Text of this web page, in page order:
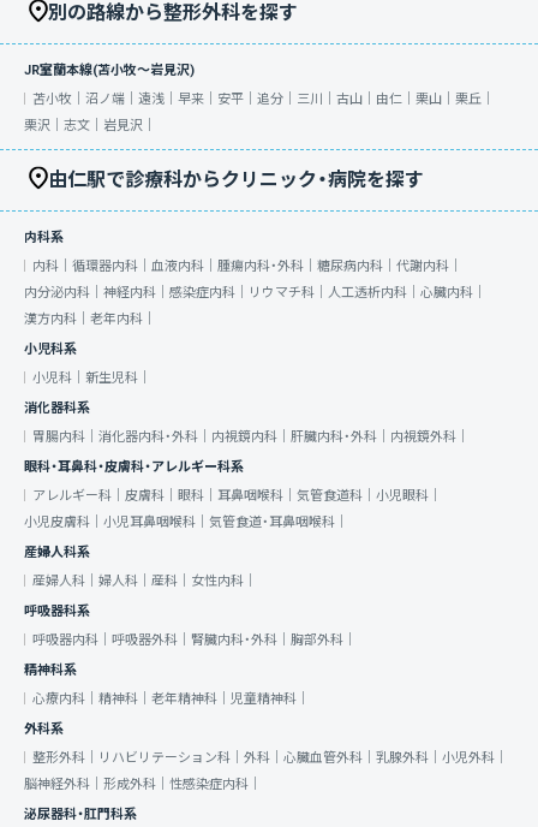
別の路線から整形外科を探す
JR室蘭本線(苫小牧～岩見沢)
苫小牧｜ 沼ノ端｜ 遠浅｜ 早来｜ 安平｜ 追分｜ 三川｜ 古山｜ 由仁｜ 栗山｜ 栗丘｜
栗沢｜ 志文｜ 岩見沢｜
由仁駅で診療科からクリニック・病院を探す
内科系
内科｜ 循環器内科｜ 血液内科｜ 腫瘍内科・外科｜ 糖尿病内科｜ 代謝内科｜
内分泌内科｜ 神経内科｜ 感染症内科｜ リウマチ科｜ 人工透析内科｜ 心臓内科｜
漢方内科｜ 老年内科｜
小児科系
小児科｜ 新生児科｜
消化器科系
胃腸内科｜ 消化器内科・外科｜ 内視鏡内科｜ 肝臓内科・外科｜ 内視鏡外科｜
眼科・耳鼻科・皮膚科・アレルギー科系
アレルギー科｜ 皮膚科｜ 眼科｜ 耳鼻咽喉科｜ 気管食道科｜ 小児眼科｜
小児皮膚科｜ 小児耳鼻咽喉科｜ 気管食道・耳鼻咽喉科｜
産婦人科系
産婦人科｜ 婦人科｜ 産科｜ 女性内科｜
呼吸器科系
呼吸器内科｜ 呼吸器外科｜ 腎臓内科・外科｜ 胸部外科｜
精神科系
心療内科｜ 精神科｜ 老年精神科｜ 児童精神科｜
外科系
整形外科｜
リハビリテーション科｜ 外科｜ 心臓血管外科｜ 乳腺外科｜ 小児外科｜
脳神経外科｜ 形成外科｜ 性感染症内科｜
泌尿器科・肛門科系